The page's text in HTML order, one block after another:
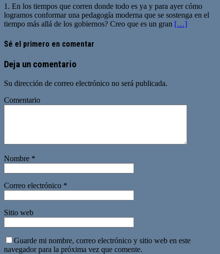
1. En los tiempos que corren donde todo es ya y para ayer cómo
logramos conformar una pedagogía moderna que se sostenga en el
tiempo más allá de los gobiernos? Creo que es un gran […]
Sé el primero en comentar
Deja un comentario
Su dirección de correo electrónico no será publicada.
Comentario
Nombre *
Correo electrónico *
Sitio web
Guarde mi nombre, correo electrónico y sitio web en este
navegador para la próxima vez que comente.